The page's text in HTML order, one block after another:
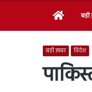
Home
बड़ी ख़बर विदेश